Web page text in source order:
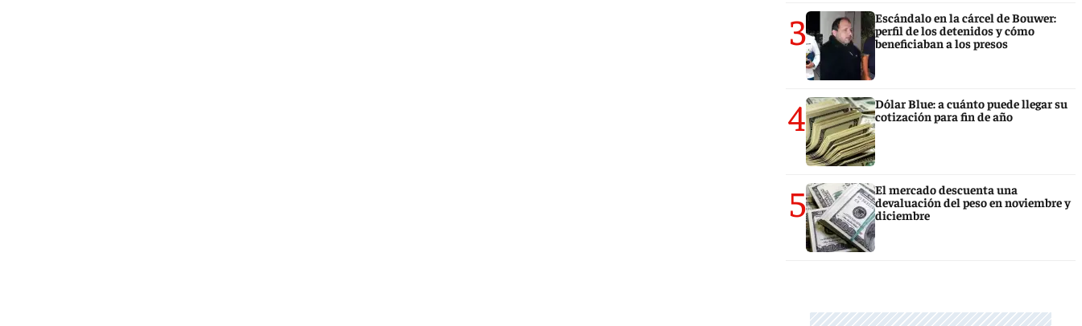
3
Escándalo en la cárcel de Bouwer:
perfil de los detenidos y cómo
beneficiaban a los presos
4
Dólar Blue: a cuánto puede llegar su
cotización para fin de año
5
El mercado descuenta una
devaluación del peso en noviembre y
diciembre